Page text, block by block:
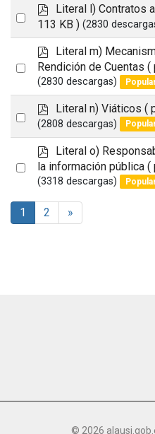
Select
an
p
d
f
Literal l) Contratos
113 KB ) (2830
Select
p
d
f
Literal m)
Rendición de Cuentas (
(2830 descargas)
Select
an
p
d
f
Literal n) Viáticos (
(2808 descargas)
Select
item
p
d
f
Literal o)
la información pública (
(3318 descargas)
1 2 »
© 2026